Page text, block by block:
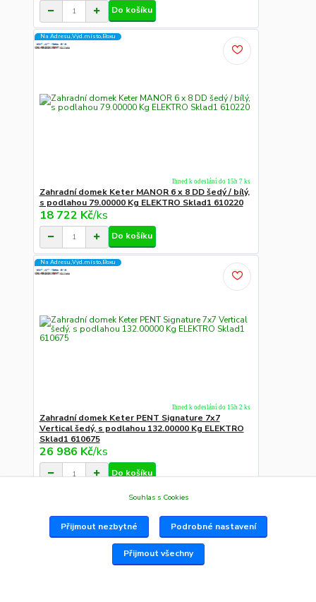
Do košíku
Na Adresu,Výd.místo,Boxu
Zahradní domek Keter MANOR 6 x 8 DD šedý / bílý,
s podlahou 79.00000 Kg ELEKTRO Sklad1 610220
18 722 Kč/ks
Ihned k odeslání do 15h 7 ks
Do košíku
Na Adresu,Výd.místo,Boxu
Zahradní domek Keter PENT Signature 7x7
Vertical šedý, s podlahou 132.00000 Kg ELEKTRO
Sklad1 610675
26 986 Kč/ks
Ihned k odeslání do 15h 2 ks
Do košíku
Souhlas s Cookies
Přijmout nezbytné Podrobné nastavení
Přijmout všechny